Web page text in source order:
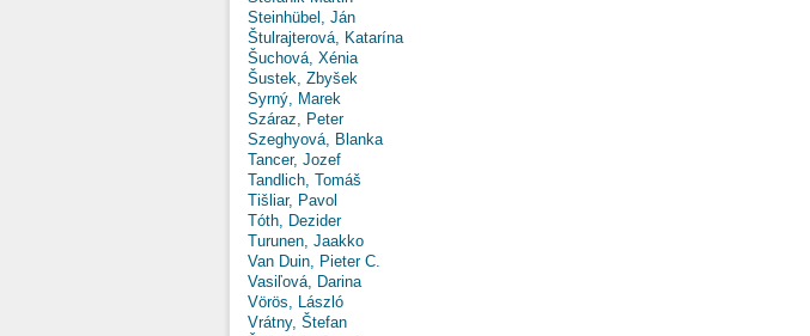
Steinhübel, Ján
Štulrajterová, Katarína
Šuchová, Xénia
Šustek, Zbyšek
Syrný, Marek
Száraz, Peter
Szeghyová, Blanka
Tancer, Jozef
Tandlich, Tomáš
Tišliar, Pavol
Tóth, Dezider
Turunen, Jaakko
Van Duin, Pieter C.
Vasiľová, Darina
Vörös, László
Vrátny, Štefan